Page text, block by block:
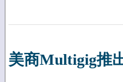
美商Multigig推